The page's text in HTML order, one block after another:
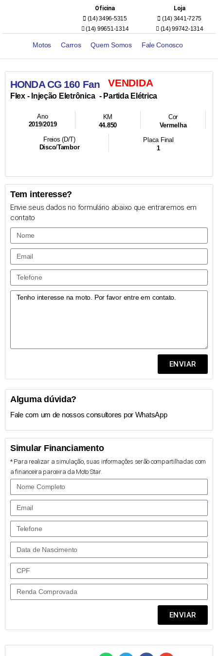
Oficina
(14) 3496-5315
(14) 99651-1314
Loja
(14) 3441-7275
(14) 99742-1314
Motos Carros Quem Somos Fale Conosco
HONDA CG 160 Fan VENDIDA
Flex- Injeção Eletrônica - Partida Elétrica
Ano
2019/2019
KM
44.850
Cor
Vermelha
Freios (D/T)
Disco/Tambor
Placa Final
1
Tem interesse?
Envie seus dados no formulário abaixo que entraremos em
contato
ENVIAR
Simular Financiamento
* Para realizar a simulação, suas informações serão compartilhadas com
a financeira parceira da Moto Star.
ENVIAR
Alguma dúvida?
Fale com um de nossos consultores por WhatsApp